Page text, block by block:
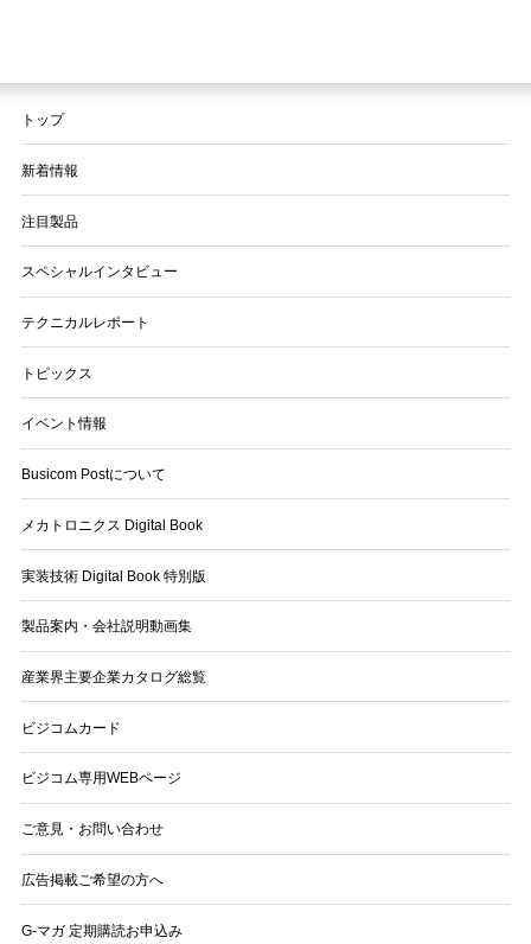
トップ
新着情報
注目製品
スペシャルインタビュー
テクニカルレポート
トピックス
イベント情報
Busicom Postについて
メカトロニクス Digital Book
実装技術 Digital Book 特別版
製品案内・会社説明動画集
産業界主要企業カタログ総覧
ビジコムカード
ビジコム専用WEBページ
ご意見・お問い合わせ
広告掲載ご希望の方へ
G-マガ 定期購読お申込み